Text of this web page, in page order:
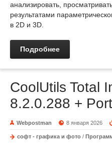
анализировать,
результатами
в 2D и 3D.
Подробнее
CoolUtils Total
8.2.0.288 +
Webpostman 8 января 2026
софт - графика и фото /